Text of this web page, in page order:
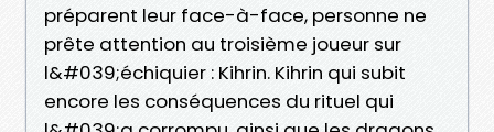
préparent leur face-à-face, personne ne
prête attention au troisième joueur sur
l&#039;échiquier : Kihrin. Kihrin qui subit
encore les conséquences du rituel qui